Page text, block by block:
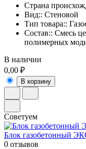
Страна
Вид:: Стеновой
Тип товара::
Состав:: Смесь
полимерных
В наличии
0,00 ₽
В корзину
Советуем
Блок газобетонный
0 отзывов